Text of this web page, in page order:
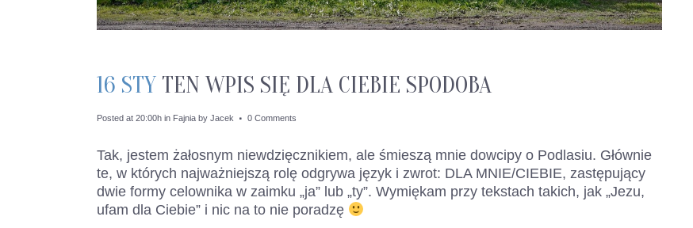
16 STY TEN WPIS SIĘ DLA CIEBIE SPODOBA
Posted at 20:00h in Fajnia by Jacek 0 Comments
Tak, jestem żałosnym niewdzięcznikiem, ale śmieszą mnie dowcipy o Podlasiu. Głównie
te, w których najważniejszą rolę odgrywa język i zwrot: DLA MNIE/CIEBIE, zastępujący
dwie formy celownika w zaimku „ja” lub „ty”. Wymiękam przy tekstach takich, jak „Jezu,
ufam dla Ciebie” i nic na to nie poradzę